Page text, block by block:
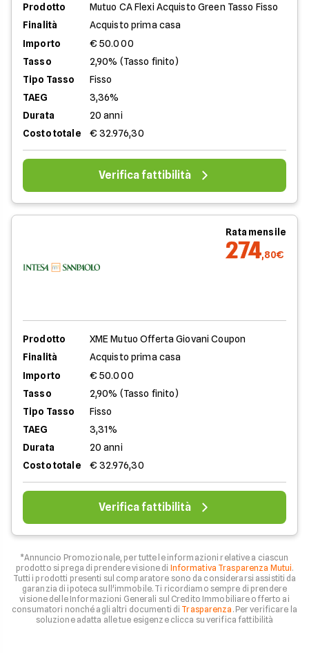
Prodotto
Mutuo CA Flexi Acquisto Green Tasso Fisso
Finalità
Acquisto prima casa
Importo
€ 50.000
Tasso
2,90% (Tasso finito)
Tipo Tasso
Fisso
TAEG
3,36%
Durata
20 anni
Costo totale
€ 32.976,30
Verifica fattibilità
Rata mensile
274,80€
Prodotto
XME Mutuo Offerta Giovani Coupon
Finalità
Acquisto prima casa
Importo
€ 50.000
Tasso
2,90% (Tasso finito)
Tipo Tasso
Fisso
TAEG
3,31%
Durata
20 anni
Costo totale
€ 32.976,30
Verifica fattibilità
*Annuncio Promozionale, per tutte le informazioni relative a ciascun
prodotto si prega di prendere visione di Informativa Trasparenza Mutui.
Tutti i prodotti presenti sul comparatore sono da considerarsi assistiti da
garanzia di ipoteca sull'immobile. Ti ricordiamo sempre di prendere
visione delle Informazioni Generali sul Credito Immobiliare offerto ai
consumatori nonché agli altri documenti di Trasparenza . Per verificare la
soluzione adatta alle tue esigenze clicca su verifica fattibilità